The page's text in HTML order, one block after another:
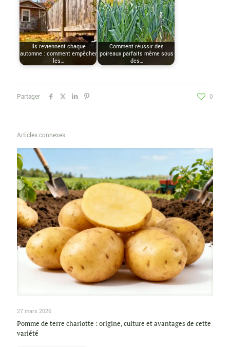
Ils reviennent chaque
automne : comment empêcher
les…
Comment réussir des
poireaux parfaits même sous
des…
Partager 0
Articles connexes
27 mars 2026
Pomme de terre charlotte : origine, culture et avantages de cette
variété